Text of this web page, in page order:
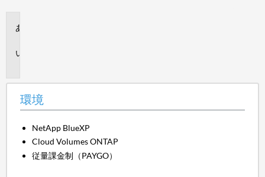
環境
NetApp BlueXP
Cloud Volumes ONTAP
従量課金制（PAYGO）